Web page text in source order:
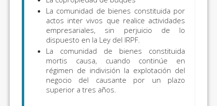
La comunidad de bienes constituida por
actos inter vivos que realice actividades
empresariales, sin perjuicio de lo
dispuesto en la Ley del IRPF.
La comunidad de bienes constituida
mortis causa, cuando continúe en
régimen de indivisión la explotación del
negocio del causante por un plazo
superior a tres años.